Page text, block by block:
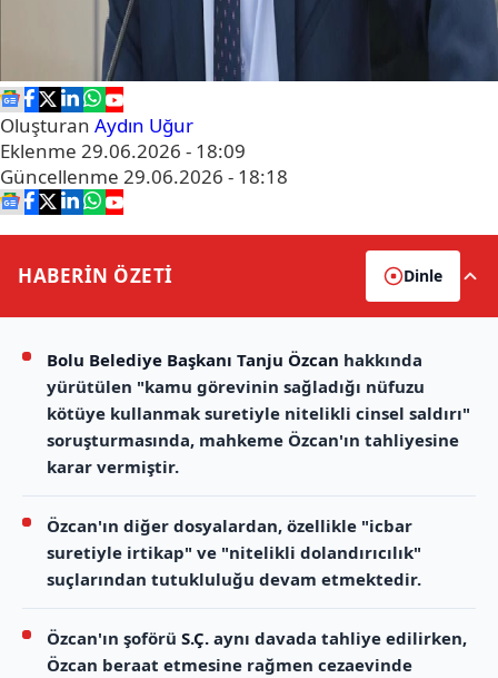
Oluşturan Aydın Uğur
Eklenme 29.06.2026 - 18:09
Güncellenme 29.06.2026 - 18:18
HABERİN ÖZETİ Dinle
Bolu Belediye Başkanı Tanju Özcan hakkında
yürütülen "kamu görevinin sağladığı nüfuzu
kötüye kullanmak suretiyle nitelikli cinsel saldırı"
soruşturmasında, mahkeme Özcan'ın tahliyesine
karar vermiştir.
Özcan'ın diğer dosyalardan, özellikle "icbar
suretiyle irtikap" ve "nitelikli dolandırıcılık"
suçlarından tutukluluğu devam etmektedir.
Özcan'ın şoförü S.Ç. aynı davada tahliye edilirken,
Özcan beraat etmesine rağmen cezaevinde